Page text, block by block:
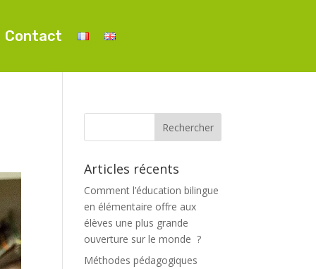
Contact
Articles récents
Comment l’éducation bilingue
en élémentaire offre aux
élèves une plus grande
ouverture sur le monde ?
Méthodes pédagogiques